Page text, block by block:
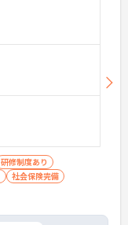
研修制度あり
社会保険完備